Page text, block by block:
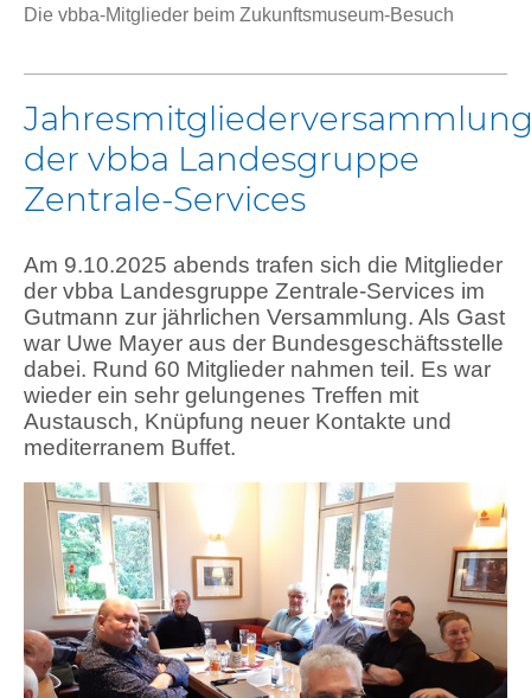
Die vbba-Mitglieder beim Zukunftsmuseum-Besuch
der vbba Landesgruppe
Zentrale-Services
Am 9.10.2025 abends trafen sich die Mitglieder
der vbba Landesgruppe Zentrale-Services im
Gutmann zur jährlichen Versammlung. Als Gast
war Uwe Mayer aus der Bundesgeschäftsstelle
dabei. Rund 60 Mitglieder nahmen teil. Es war
wieder ein sehr gelungenes Treffen mit
Austausch, Knüpfung neuer Kontakte und
mediterranem Buffet.